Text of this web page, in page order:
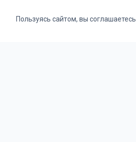
Пользуясь сайтом, вы